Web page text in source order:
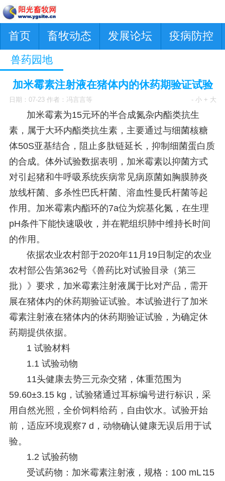
首页 畜牧动态 发展论坛 疫病防控
兽药园地
加米霉素注射液在猪体内的休药期验证试验
日期：07-23 作者：冯言言等 - 小 + 大
加米霉素为15元环的半合成氮杂内酯类抗生
素，属于大环内酯类抗生素，主要通过与细菌核糖
体50S亚基结合，阻止多肽链延长，抑制细菌蛋白质
的合成。体外试验数据表明，加米霉素以抑菌方式
对引起猪和牛呼吸系统疾病常见病原菌如胸膜肺炎
放线杆菌、多杀性巴氏杆菌、溶血性曼氏杆菌等起
作用。加米霉素内酯环的7a位为烷基化氮，在生理
pH条件下能快速吸收，并在靶组织肺中维持长时间
的作用。
依据农业农村部于2020年11月19日制定的农业
农村部公告第362号《兽药比对试验目录（第三
批）》要求，加米霉素注射液属于比对产品，需开
展在猪体内的休药期验证试验。本试验进行了加米
霉素注射液在猪体内的休药期验证试验，为确定休
药期提供依据。
1试验材料
1.1 试验动物
11头健康去势三元杂交猪，体重范围为
59.60±3.15 kg，试验猪通过耳标编号进行标识，采
用自然光照，全价饲料给药，自由饮水。试验开始
前，适应环境观察7 d，动物确认健康无误后用于试
验。
1.2 试验药物
受试药物：加米霉素注射液，规格：100 mL∶15